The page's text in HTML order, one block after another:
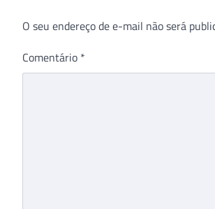
O seu endereço de e-mail não será
Comentário *